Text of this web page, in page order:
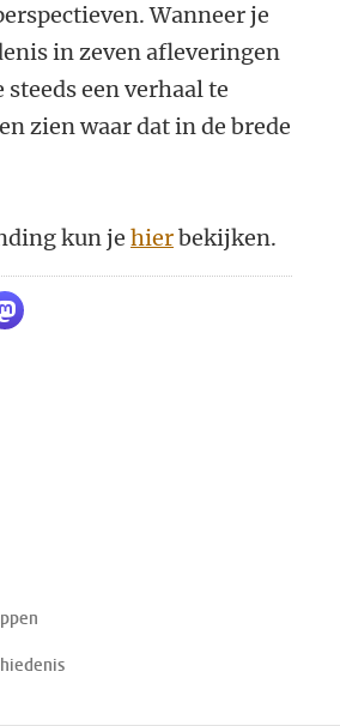
Wanneer je
in zeven afleveringen
een verhaal te
zien waar dat in de brede
kun je hierbekijken.
LinkedIn
via WhatsApp
Delen via Mastodon